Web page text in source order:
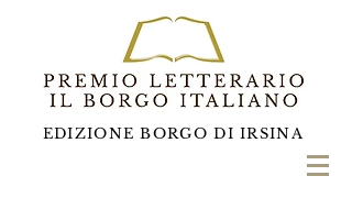
EDIZIONE BORGO DI IRSINA